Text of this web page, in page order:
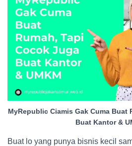
MyRepublic Ciamis Gak Cuma Buat
Buat Kantor &
Buat lo yang punya bisnis kecil